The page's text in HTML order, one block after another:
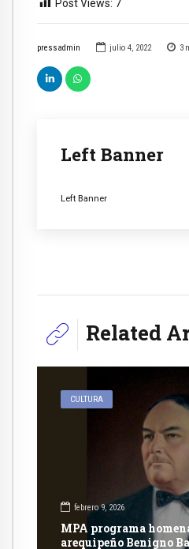
pressadmin julio 4, 2022 3
Left Banner
Left Banner
Post Views: 7
Related
CULTURA
febrero 9, 2026
MPA programa
arequipeño Benigno